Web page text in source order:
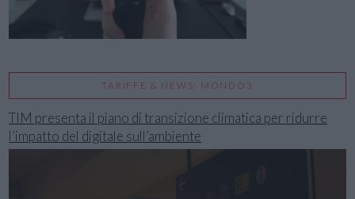
TARIFFE & NEWS: MONDO3
TIM presenta il piano di transizione climatica per ridurre
l’impatto del digitale sull’ambiente